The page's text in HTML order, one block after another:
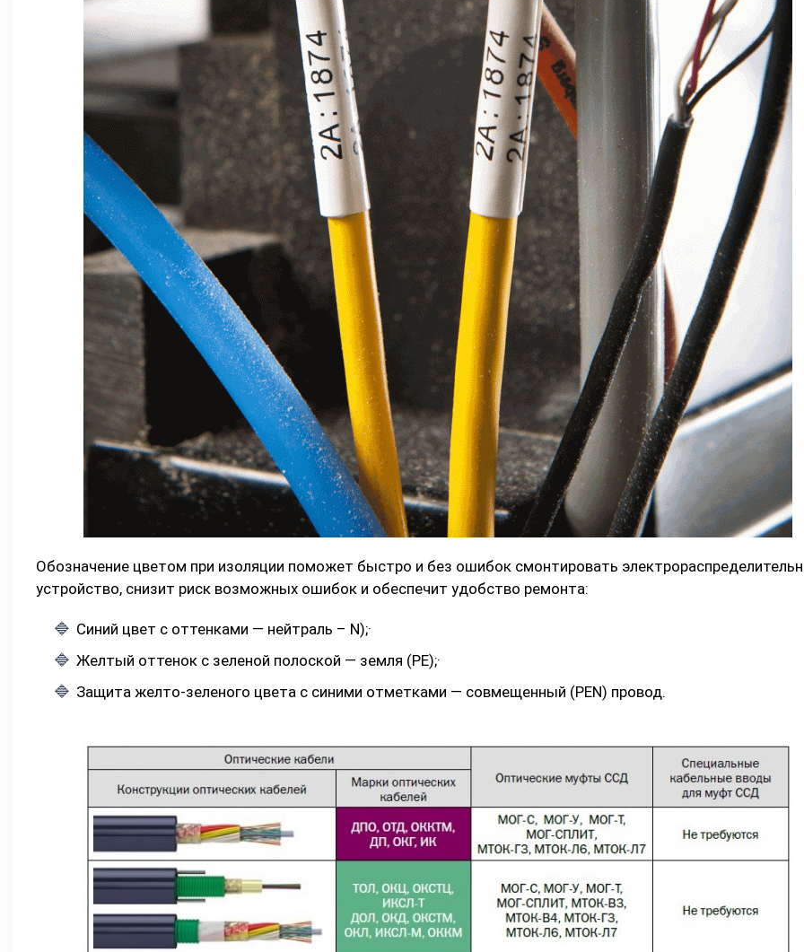
Обозначение цветом при изоляции поможет быстро и без ошибок смонтировать
устройство, снизит риск возможных ошибок и обеспечит удобство ремонта:
Синий цвет с оттенками — нейтраль – N);·
Желтый оттенок с зеленой полоской — земля (PE);·
Защита желто-зеленого цвета с синими отметками — совмещенный (PEN) провод.